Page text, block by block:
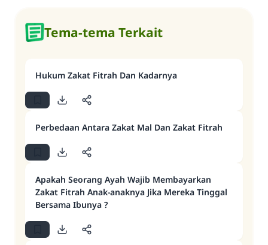
Tema-tema Terkait
Hukum Zakat Fitrah Dan Kadarnya
Perbedaan Antara Zakat Mal Dan Zakat Fitrah
Apakah Seorang Ayah Wajib Membayarkan
Zakat Fitrah Anak-anaknya Jika Mereka Tinggal
Bersama Ibunya ?